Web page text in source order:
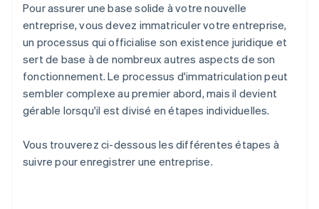
Pour assurer une base solide à votre nouvelle
entreprise, vous devez immatriculer votre entreprise,
un processus qui officialise son existence juridique et
sert de base à de nombreux autres aspects de son
fonctionnement. Le processus d'immatriculation peut
sembler complexe au premier abord, mais il devient
gérable lorsqu'il est divisé en étapes individuelles.
Vous trouverez ci-dessous les différentes étapes à
suivre pour enregistrer une entreprise.